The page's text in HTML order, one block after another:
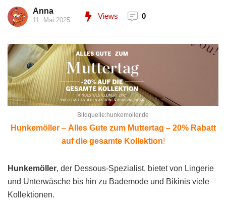
Anna
11. Mai 2025 Views 0
Bildquelle:hunkemoller.de
Hunkemöller– Alles Gute zum Muttertag – 20% Rabatt
auf die gesamte Kollektion!
Hunkemöller, der Dessous-Spezialist, bietet von Lingerie
und Unterwäsche bis hin zu Bademode und Bikinis viele
Kollektionen.